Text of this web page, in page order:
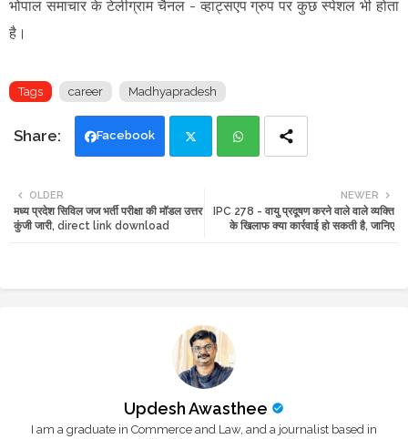
भोपाल समाचार के टेलीग्राम चैनल - व्हाट्सएप ग्रुप पर कुछ स्पेशल भी होता
है।
Tags career Madhyapradesh
Facebook
tte ats
NEWER
IPC 278 - वायु प्रदूषण करने वाले वाले व्यक्ति
के खिलाफ क्या कार्रवाई हो सकती है, जानिए
OLDER
मध्य प्रदेश सिविल जज भर्ती परीक्षा की मॉडल उत्तर
कुंजी जारी, direct link download
Updesh Awasthee
I am a graduate in Commerce and Law, and a journalist based in